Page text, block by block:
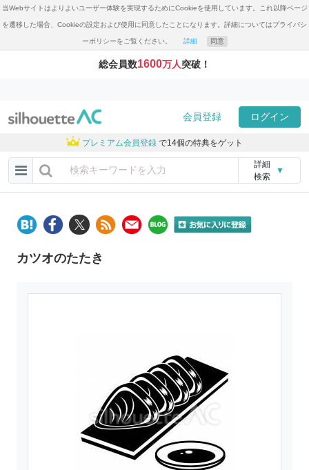
当Webサイトはよりよいユーザー体験を実現するためにCookieを使用しています。これ以降ページ
を遷移した場合、Cookieの設定および使用に同意したことになります。詳細についてはプライバシ
ーポリシーをご覧ください。 詳細 同意
総会員数1600万人突破！
会員登録 ログイン
プレミアム会員登録 で14個の特典をゲット
詳細
検索
▼
カツオのたたき